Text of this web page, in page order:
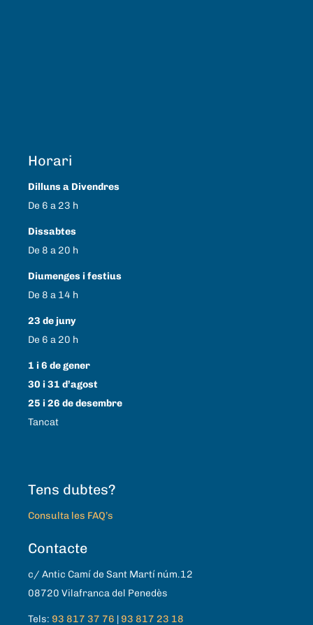
Horari
Dilluns a Divendres
De 6 a 23 h
Dissabtes
De 8 a 20 h
Diumenges i festius
De 8 a 14 h
23 de juny
De 6 a 20 h
1 i 6 de gener
30 i 31 d’agost
25 i 26 de desembre
Tancat
Tens dubtes?
Consulta les FAQ’s
Contacte
c/ Antic Camí de Sant Martí núm.12
08720 Vilafranca del Penedès
Tels: 93 817 37 76 | 93 817 23 18